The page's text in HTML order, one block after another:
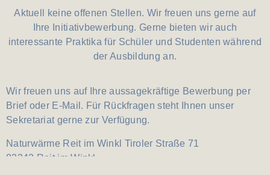
Aktuell keine offenen Stellen. Wir freuen uns gerne auf
Ihre Initiativbewerbung. Gerne bieten wir auch
interessante Praktika für Schüler und Studenten während
der Ausbildung an.
Wir freuen uns auf Ihre aussagekräftige Bewerbung per
Brief oder E-Mail. Für Rückfragen steht Ihnen unser
Sekretariat gerne zur Verfügung.
Naturwärme Reit im Winkl Tiroler Straße 71
83242 Reit im Winkl